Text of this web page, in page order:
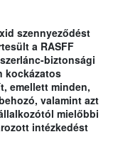
szennyeződést
a RASFF
biztonsági
kockázatos
emellett minden,
valamint azt
mielőbbi
intézkedést